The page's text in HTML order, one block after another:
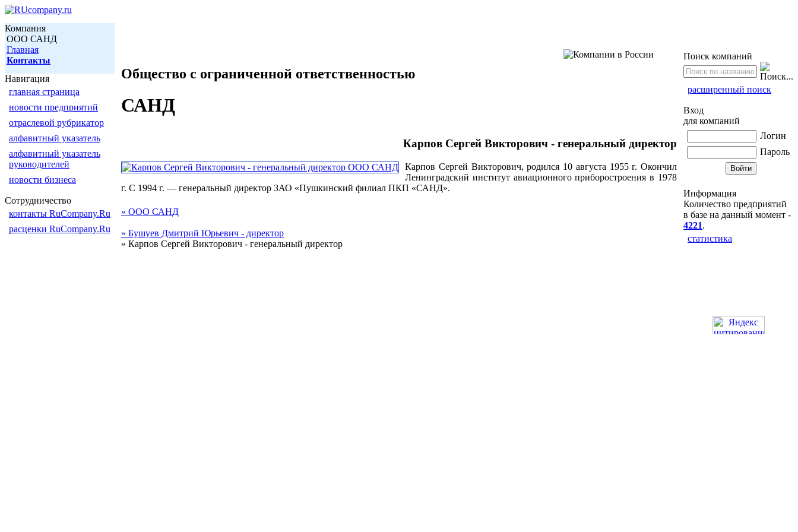
Компания
ООО САНД
Главная
Контакты
Навигация
главная страница
новости предприятий
отраслевой рубрикатор
алфавитный указатель
алфавитный указатель
руководителей
новости бизнеса
Сотрудничество
контакты RuCompany.Ru
расценки RuCompany.Ru
Общество с ограниченной ответственностью
САНД
Карпов Сергей Викторович - генеральный директор
Карпов Сергей Викторович, родился 10 августа 1955 г. Окончил
Ленинградский институт авиационного приборостроения в 1978
г. С 1994 г. — генеральный директор ЗАО «Пушкинский филиал ПКП «САНД».
« ООО САНД
» Бушуев Дмитрий Юрьевич - директор
» Карпов Сергей Викторович - генеральный директор
Поиск компаний
расширенный поиск
Вход
для компаний
Логин
Пароль
Информация
Количество предприятий
в базе на данный момент -
4221.
статистика